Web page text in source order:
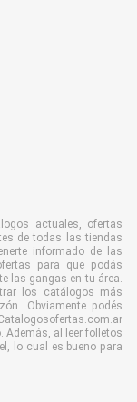
actuales, ofertas
de todas las tiendas
informado de las
para que podás
las gangas en tu área.
los catálogos más
Obviamente podés
al leer folletos
lo cual es bueno para